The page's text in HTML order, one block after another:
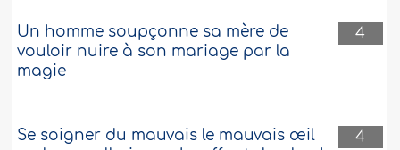
4
Un homme soupçonne sa mère de
vouloir nuire à son mariage par la
magie
4
Se soigner du mauvais le mauvais œil